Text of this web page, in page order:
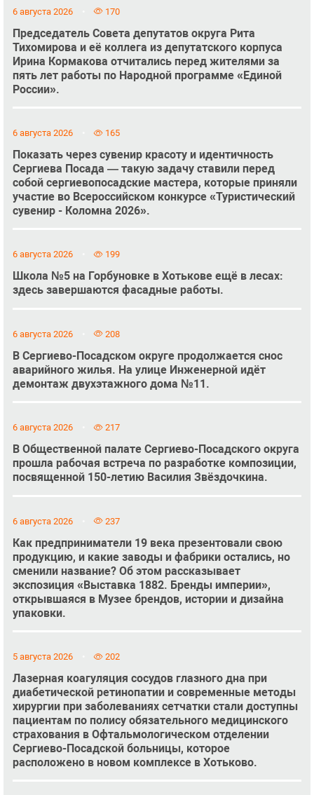
6 августа 2026 170
Председатель Совета депутатов округа Рита
Тихомирова и её коллега из депутатского корпуса
Ирина Кормакова отчитались перед жителями за
пять лет работы по Народной программе «Единой
России».
6 августа 2026 165
Показать через сувенир красоту и идентичность
Сергиева Посада — такую задачу ставили перед
собой сергиевопосадские мастера, которые приняли
участие во Всероссийском конкурсе «Туристический
сувенир - Коломна 2026».
6 августа 2026 199
Школа №5 на Горбуновке в Хотькове ещё в лесах:
здесь завершаются фасадные работы.
6 августа 2026 208
В Сергиево-Посадском округе продолжается снос
аварийного жилья. На улице Инженерной идёт
демонтаж двухэтажного дома №11.
6 августа 2026 217
В Общественной палате Сергиево-Посадского округа
прошла рабочая встреча по разработке композиции,
посвященной 150-летию Василия Звёздочкина.
6 августа 2026 237
Как предприниматели 19 века презентовали свою
продукцию, и какие заводы и фабрики остались, но
сменили название? Об этом рассказывает
экспозиция «Выставка 1882. Бренды империи»,
открывшаяся в Музее брендов, истории и дизайна
упаковки.
5 августа 2026 202
Лазерная коагуляция сосудов глазного дна при
диабетической ретинопатии и современные методы
хирургии при заболеваниях сетчатки стали доступны
пациентам по полису обязательного медицинского
страхования в Офтальмологическом отделении
Сергиево-Посадской больницы, которое
расположено в новом комплексе в Хотьково.